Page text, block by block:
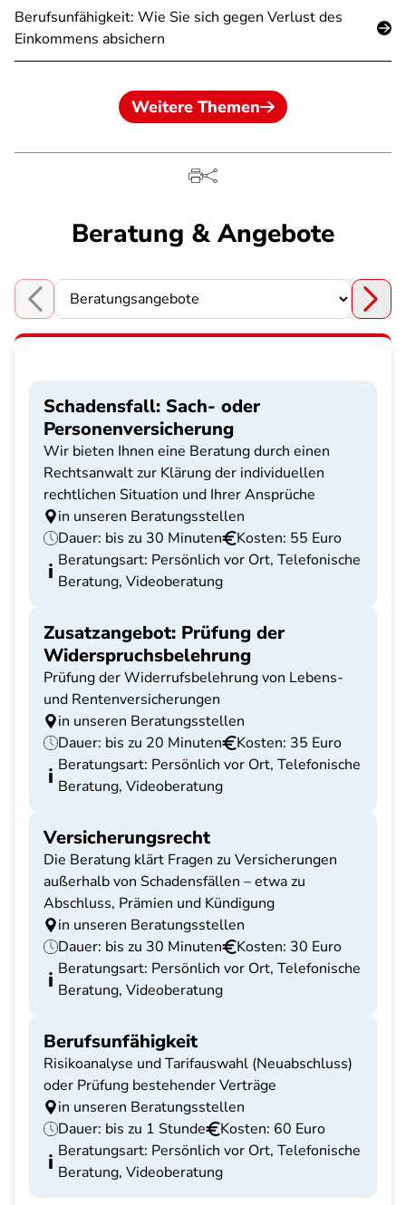
Berufsunfähigkeit: Wie Sie sich gegen Verlust des
Einkommens absichern
Weitere Themen
Beratung & Angebote
Choose a section
Schadensfall: Sach- oder
Personenversicherung
Wir bieten Ihnen eine Beratung durch einen
Rechtsanwalt zur Klärung der individuellen
rechtlichen Situation und Ihrer Ansprüche
in unseren Beratungsstellen
Dauer: bis zu 30 Minuten
Kosten: 55 Euro
Beratungsart: Persönlich vor Ort, Telefonische
Beratung, Videoberatung
Zusatzangebot: Prüfung der
Widerspruchsbelehrung
Prüfung der Widerrufsbelehrung von Lebens-
und Rentenversicherungen
in unseren Beratungsstellen
Dauer: bis zu 20 Minuten
Kosten: 35 Euro
Beratungsart: Persönlich vor Ort, Telefonische
Beratung, Videoberatung
Versicherungsrecht
Die Beratung klärt Fragen zu Versicherungen
außerhalb von Schadensfällen – etwa zu
Abschluss, Prämien und Kündigung
in unseren Beratungsstellen
Dauer: bis zu 30 Minuten
Kosten: 30 Euro
Beratungsart: Persönlich vor Ort, Telefonische
Beratung, Videoberatung
Berufsunfähigkeit
Risikoanalyse und Tarifauswahl (Neuabschluss)
oder Prüfung bestehender Verträge
in unseren Beratungsstellen
Dauer: bis zu 1 Stunde
Kosten: 60 Euro
Beratungsart: Persönlich vor Ort, Telefonische
Beratung, Videoberatung